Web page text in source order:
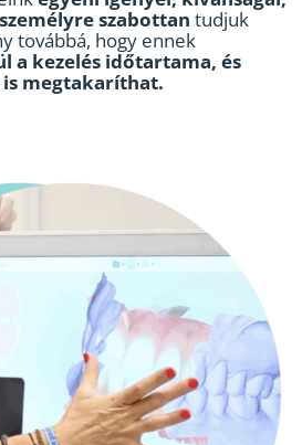
szabottan tudjuk
továbbá, hogy ennek
a kezelés időtartama, és
is megtakaríthat.